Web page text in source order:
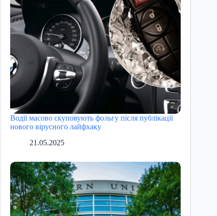
Водії масово скуповують фольгу після публікації
нового вірусного лайфхаку
21.05.2025